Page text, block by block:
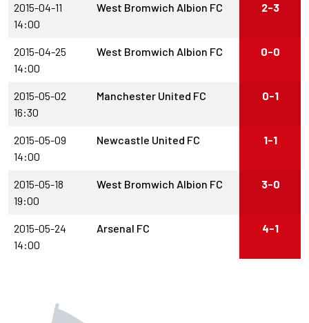
2015-04-11
14:00
West Bromwich Albion FC 2-3
2015-04-25
14:00
West Bromwich Albion FC 0-0
2015-05-02
16:30
Manchester United FC 0-1
2015-05-09
14:00
Newcastle United FC 1-1
2015-05-18
19:00
West Bromwich Albion FC 3-0
2015-05-24
14:00
Arsenal FC 4-1